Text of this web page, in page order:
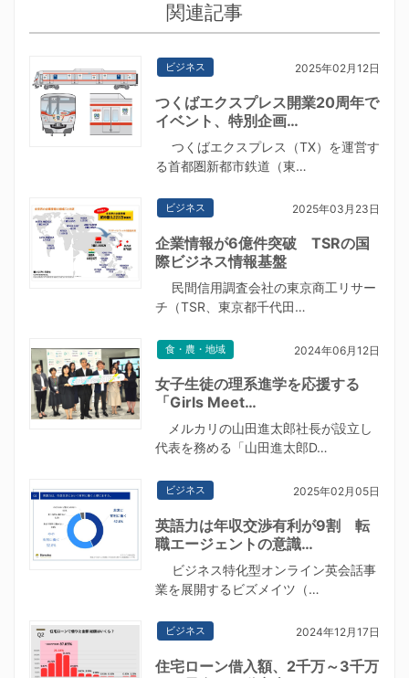
関連記事
ビジネス 2025年02月12日
つくばエクスプレス開業20周年で
イベント、特別企画…
つくばエクスプレス（TX）を運営す
る首都圏新都市鉄道（東…
ビジネス 2025年03月23日
企業情報が6億件突破 TSRの国
際ビジネス情報基盤
民間信用調査会社の東京商工リサー
チ（TSR、東京都千代田…
食・農・地域 2024年06月12日
女子生徒の理系進学を応援する
「Girls Meet…
メルカリの山田進太郎社長が設立し
代表を務める「山田進太郎D…
ビジネス 2025年02月05日
英語力は年収交渉有利が9割 転
職エージェントの意識…
ビジネス特化型オンライン英会話事
業を展開するビズメイツ（…
ビジネス 2024年12月17日
住宅ローン借入額、2千万～3千万